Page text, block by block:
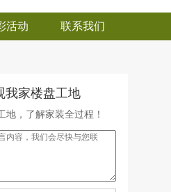
活动 联系我们
我家楼盘工地
地，了解家装全过程！